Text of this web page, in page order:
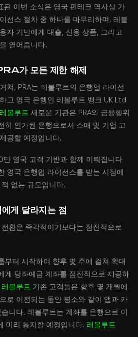
된 이번 소식은 영국 핀테크 역사상 가
선스 절차 중 하나를 마무리하며, 레볼
자 기반에게 대출, 신용 상품, 그리고
열어줍니다.
가 모든 제한 해제
쳐, PRA는 레볼루트의 은행업 라이선
고 영국 은행인 레볼루트 뱅크 UK Ltd
레볼루트 새로운 기관은 PRA와 금융행위
히 인가된 은행으로서 소매 및 기업 고
공할 예정입니다.
만 영국 고객 기반과 함께 이뤄집니다
영국 은행업 라이선스를 받는 시점에
없는 규모입니다.
게 달라지는 점
환은 즉각적이기보다는 점진적으로
부터 시작하여 향후 몇 주에 걸쳐 확대
게 당좌예금 계좌를 점진적으로 제공하
레볼루트 기존 고객들은 향후 몇 개월에
로 이전되는 동안 평소와 같이 앱과 카
니다. 레볼루트는 계좌를 은행으로 이
미리 통지할 예정입니다. 레볼루트